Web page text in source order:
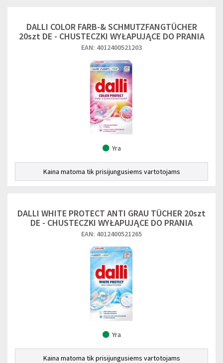
DALLI COLOR FARB-& SCHMUTZFANGTÜCHER
20szt DE - CHUSTECZKI WYŁAPUJĄCE DO PRANIA
EAN: 4012400521203
Yra
Kaina matoma tik prisijungusiems vartotojams
DALLI WHITE PROTECT ANTI GRAU TÜCHER 20szt
DE - CHUSTECZKI WYŁAPUJĄCE DO PRANIA
EAN: 4012400521265
Yra
Kaina matoma tik prisijungusiems vartotojams